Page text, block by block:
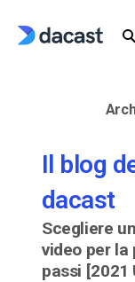
Il blog
dacast
Scegliere
video per la
passi [2021